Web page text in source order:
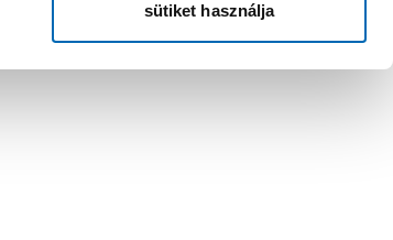
sütiket használja